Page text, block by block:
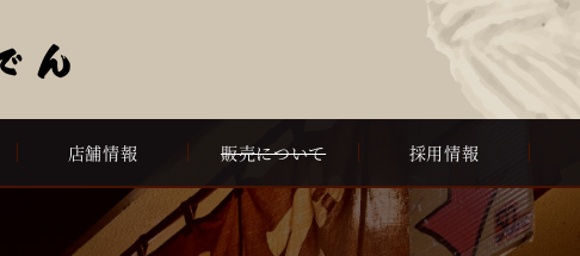
店舗情報 販売について 採用情報